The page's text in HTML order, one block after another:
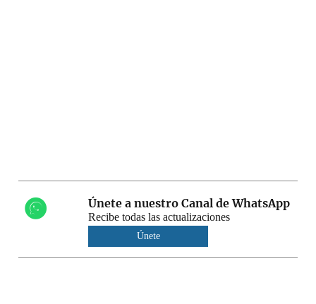
Únete a nuestro Canal de WhatsApp
Recibe todas las actualizaciones
Únete